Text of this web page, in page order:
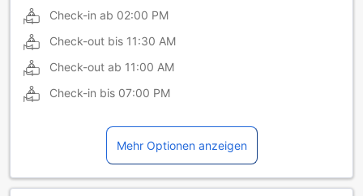
Check-in ab 02:00 PM
Check-out bis 11:30 AM
Check-out ab 11:00 AM
Check-in bis 07:00 PM
Mehr Optionen anzeigen